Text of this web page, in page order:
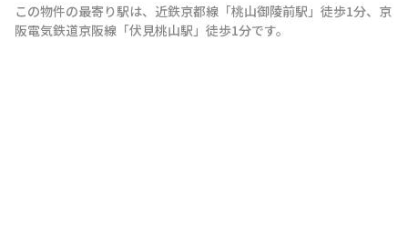
この物件の最寄り駅は、 近鉄京都線 「桃山御陵前駅 」 徒歩1分、 京
阪電気鉄道京阪線 「伏見桃山駅 」 徒歩1分です。